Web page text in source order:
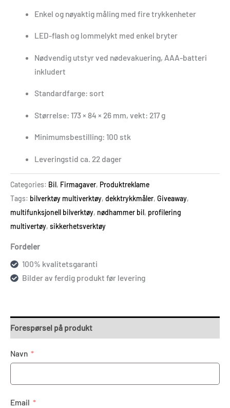
Enkel og nøyaktig måling med fire trykkenheter
LED-flash og lommelykt med enkel bryter
Nødvendig utstyr ved nødevakuering, AAA-batteri
inkludert
Standardfarge: sort
Størrelse: 173 × 84 × 26 mm, vekt: 217 g
Minimumsbestilling: 100 stk
Leveringstid ca. 22 dager
Categories: Bil, Firmagaver, Produktreklame
Tags: bilverktøy multiverktøy, dekktrykkmåler, Giveaway,
multifunksjonell bilverktøy, nødhammer bil, profilering
multivertøy, sikkerhetsverktøy
Fordeler
100% kvalitetsgaranti
Bilder av ferdig produkt før levering
Forespørsel på produkt
Navn
Email